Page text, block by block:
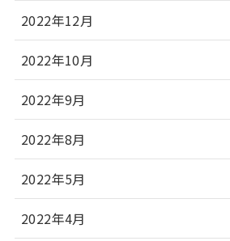
2022年12月
2022年10月
2022年9月
2022年8月
2022年5月
2022年4月